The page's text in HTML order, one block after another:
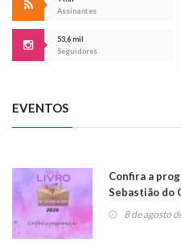
Assinantes
53,6 mil
Seguidores
EVENTOS
Confira a
Sebastião do
8 de agosto